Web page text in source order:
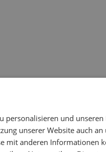
personalisieren und
unserer Website auch an
mit anderen Informationen